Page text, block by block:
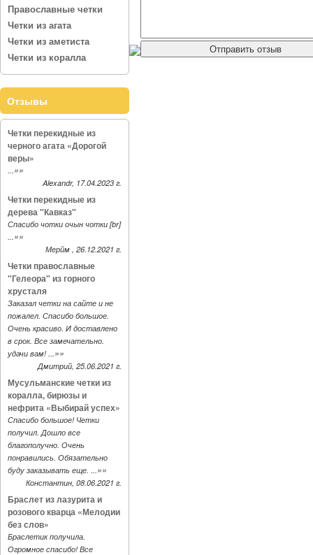
Православные четки
Четки из агата
Четки из аметиста
Четки из коралла
Отзывы
Четки перекидные из
черного агата «Дорогой
веры»
...»»
Alexandr, 17.04.2023 г.
Четки перекидные из
дерева "Кавказ"
Спасибо чотки очын чотки [br]
...»»
Мерйм , 26.12.2021 г.
Четки православные
"Гелеора" из горного
хрусталя
Заказал четки на сайте и не
пожалел. Спасибо большое.
Очень красиво. И доставлено
в срок. Все замечательно.
удачи вам! ...»»
Дмитрий, 25.06.2021 г.
Мусульманские четки из
коралла, бирюзы и
нефрита «Выбирай успех»
Спасибо большое! Четки
получил. Дошло все
благополучно. Очень
понравились. Обязательно
буду заказывать еще. ...»»
Константин, 08.06.2021 г.
Браслет из лазурита и
розового кварца «Мелодии
без слов»
Браслетик получила.
Огромное спасибо! Все